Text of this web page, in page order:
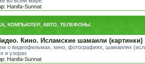
Hanifa-Sunnat
КОМПЬЮТЕР, АВТО, ТЕЛЕФОНЫ
Кино. Исламские шамаили (картинки)
о видеофильмах, кино, фотографиях, шамаилях
и узорах
Hanifa-Sunnat